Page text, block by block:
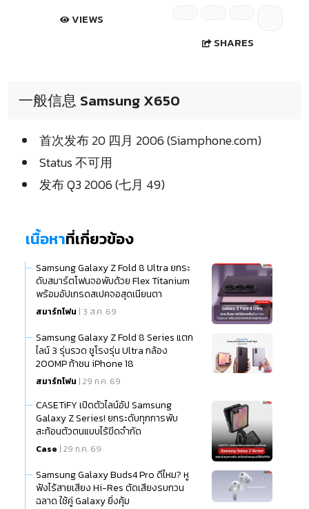
VIEWS
SHARES
一般信息 Samsung X650
首次发布 20 四月 2006 (Siamphone.com)
Status 不可用
发布 Q3 2006 (七月 49)
เนื้อหาที่เกี่ยวข้อง
Samsung Galaxy Z Fold 8 Ultra ยกระ
ดับสมาร์ตโฟนจอพับด้วย Flex Titanium
พร้อมอัปเกรดสเปคจอสุดเนียนตา
สมาร์ทโฟน | 3 ส.ค. 69
Samsung Galaxy Z Fold 8 Series แตก
ไลน์ 3 รุ่นรวด ชูโรงรุ่น Ultra กล้อง
200MP ท้าชน iPhone 18
สมาร์ทโฟน | 29 ก.ค. 69
CASETiFY เปิดตัวไลน์อัป Samsung
Galaxy Z Series! ยกระดับทุกการพับ
สะท้อนตัวตนแบบไร้ขีดจำกัด
Case | 29 ก.ค. 69
Samsung Galaxy Buds4 Pro ดีไหม? หู
ฟังไร้สายเสียง Hi-Res ตัดเสียงรบกวน
ฉลาด ใช้คู่ Galaxy ยิ่งคุ้ม